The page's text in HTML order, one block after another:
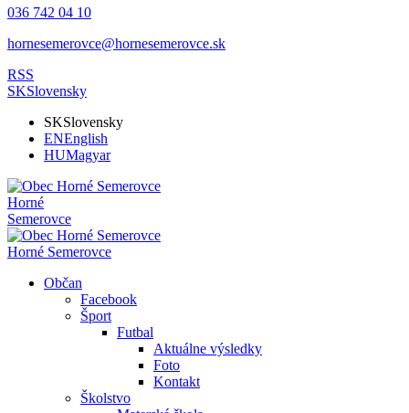
036 742 04 10
hornesemerovce@hornesemerovce.sk
RSS
SKSlovensky
SKSlovensky
ENEnglish
HUMagyar
Horné
Semerovce
Horné Semerovce
Občan
Facebook
Šport
Futbal
Aktuálne výsledky
Foto
Kontakt
Školstvo